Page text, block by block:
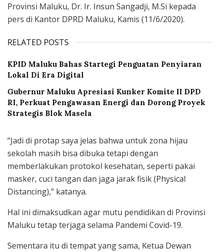
Provinsi Maluku, Dr. Ir. Insun Sangadji, M.Si kepada
pers di Kantor DPRD Maluku, Kamis (11/6/2020).
RELATED POSTS
KPID Maluku Bahas Startegi Penguatan Penyiaran
Lokal Di Era Digital
Gubernur Maluku Apresiasi Kunker Komite II DPD
RI, Perkuat Pengawasan Energi dan Dorong Proyek
Strategis Blok Masela
“Jadi di protap saya jelas bahwa untuk zona hijau
sekolah masih bisa dibuka tetapi dengan
memberlakukan protokol kesehatan, seperti pakai
masker, cuci tangan dan jaga jarak fisik (Physical
Distancing),” katanya.
Hal ini dimaksudkan agar mutu pendidikan di Provinsi
Maluku tetap terjaga selama Pandemi Covid-19.
Sementara itu di tempat yang sama, Ketua Dewan